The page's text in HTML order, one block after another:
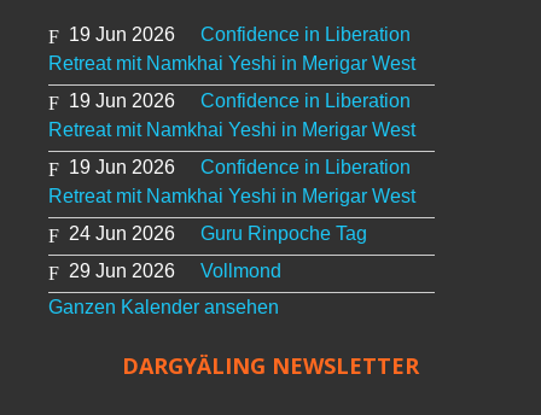
19 Jun 2026
Confidence in Liberation
Retreat mit Namkhai Yeshi in Merigar West
19 Jun 2026
Confidence in Liberation
Retreat mit Namkhai Yeshi in Merigar West
19 Jun 2026
Confidence in Liberation
Retreat mit Namkhai Yeshi in Merigar West
24 Jun 2026
Guru Rinpoche Tag
29 Jun 2026
Vollmond
Ganzen Kalender ansehen
DARGYÄLING NEWSLETTER